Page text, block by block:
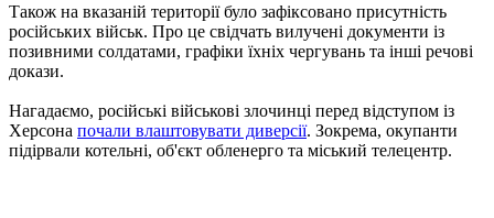
Також на вказаній території було зафіксовано присутність
російських військ. Про це свідчать вилучені документи із
позивними солдатами, графіки їхніх чергувань та інші речові
докази.
Нагадаємо, російські військові злочинці перед відступом із
Херсона почали влаштовувати диверсії. Зокрема, окупанти
підірвали котельні, об'єкт обленерго та міський телецентр.